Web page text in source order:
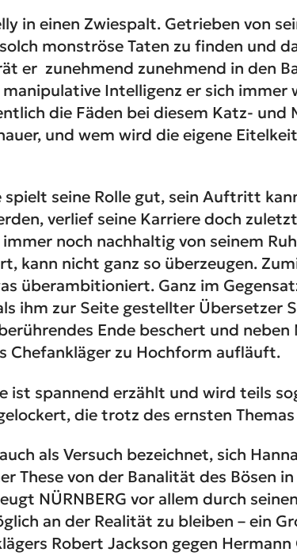
in einen Zwiespalt. Getrieben von
monströse Taten zu finden und
er zunehmend zunehmend in den
Intelligenz er sich immer
die Fäden bei diesem Katz- und
und wem wird die eigene
spielt seine Rolle gut, sein Auftritt
verlief seine Karriere doch
noch nachhaltig von seinem
kann nicht ganz so überzeugen.
überambitioniert. Ganz im
ihm zur Seite gestellter Übersetzer
Ende beschert und neben
Chefankläger zu Hochform aufläuft.
ist spannend erzählt und wird teils
die trotz des ernsten
als Versuch bezeichnet, sich
These von der Banalität des Bösen
NÜRNBERG vor allem durch
an der Realität zu bleiben – ein
Robert Jackson gegen